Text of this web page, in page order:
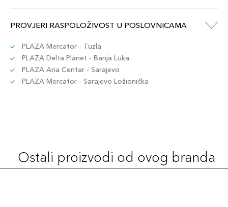
PROVJERI RASPOLOŽIVOST U POSLOVNICAMA
PLAZA Mercator - Tuzla
PLAZA Delta Planet - Banja Luka
PLAZA Aria Centar - Sarajevo
PLAZA Mercator - Sarajevo Ložionička
Ostali proizvodi od ovog branda